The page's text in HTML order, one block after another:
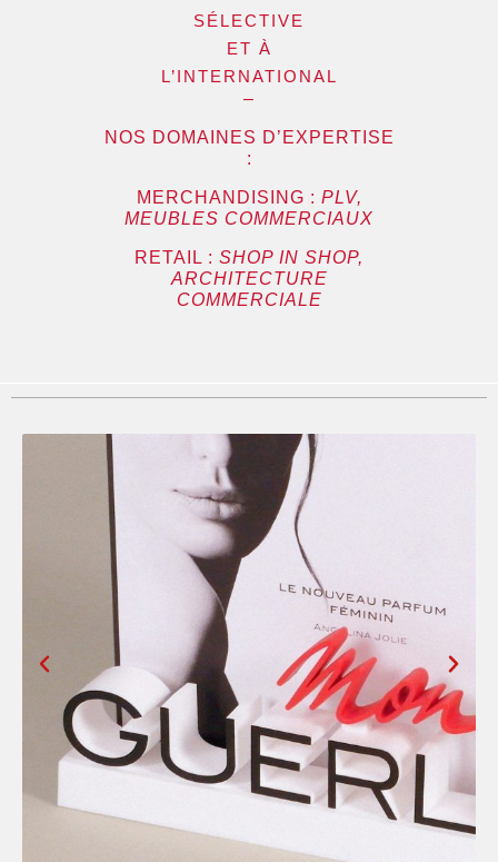
SÉLECTIVE
ET À
L’INTERNATIONAL
–
NOS DOMAINES D’EXPERTISE
:
MERCHANDISING : PLV,
MEUBLES COMMERCIAUX
RETAIL : SHOP IN SHOP,
ARCHITECTURE
COMMERCIALE